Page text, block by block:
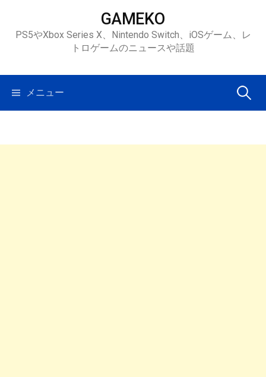
ツ
ス
GAMEKO
PS5やXbox Series X、Nintendo Switch、iOSゲーム、レ
トロゲームのニュースや話題
メニュー 検